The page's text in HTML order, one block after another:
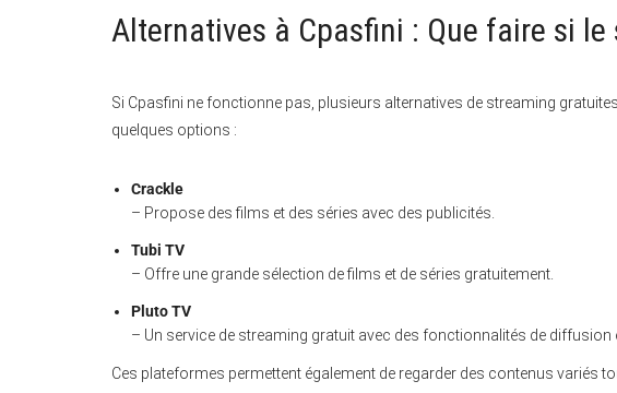
Alternatives à Cpasfini : Que faire si
Si Cpasfini ne fonctionne pas, plusieurs alternatives de streaming
quelques options :
Crackle
– Propose des films et des séries avec des publicités.
Tubi TV
– Offre une grande sélection de films et de séries gratuitement.
Pluto TV
– Un service de streaming gratuit avec des fonctionnalités de diffusion
Ces plateformes permettent également de regarder des contenus variés